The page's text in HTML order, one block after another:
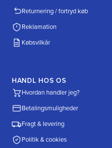
Returnering / fortryd køb
Reklamation
Købsvilkår
HANDL HOS OS
Hvordan handler jeg?
Betalingsmuligheder
Fragt & levering
Politik & cookies